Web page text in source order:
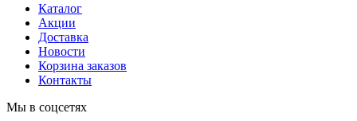
Каталог
Акции
Доставка
Новости
Корзина заказов
Контакты
Мы в соцсетях